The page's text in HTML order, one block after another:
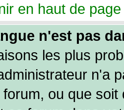
en haut de page
n'est pas
les plus
n'a
forum, ou que